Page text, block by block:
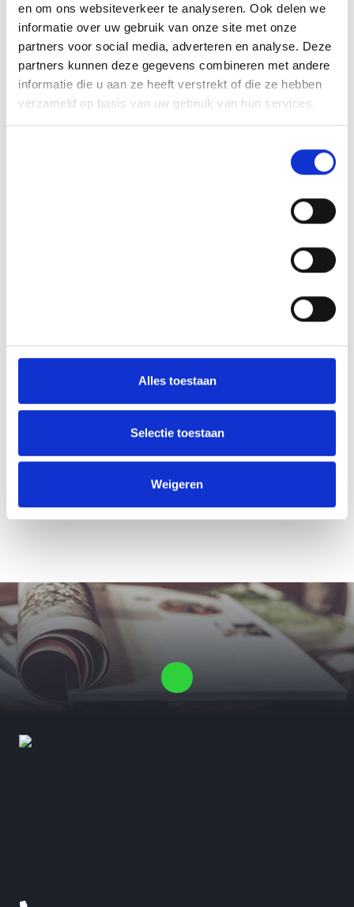
en om ons websiteverkeer te analyseren. Ook delen we
informatie over uw gebruik van onze site met onze
partners voor social media, adverteren en analyse. Deze
partners kunnen deze gegevens combineren met andere
informatie die u aan ze heeft verstrekt of die ze hebben
verzameld op basis van uw gebruik van hun services.
Alles toestaan
Selectie toestaan
Weigeren
Laat ons een vrijblijvende offerte voor je proefschrift maken